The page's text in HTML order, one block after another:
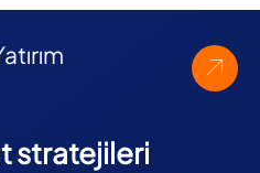
stratejileri